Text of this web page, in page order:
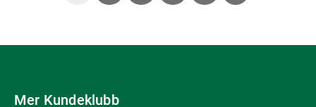
Mer Kundeklubb